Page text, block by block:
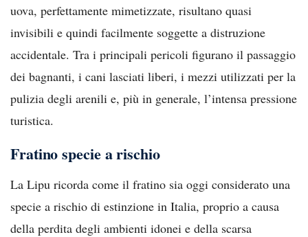
uova, perfettamente mimetizzate, risultano quasi
invisibili e quindi facilmente soggette a distruzione
accidentale. Tra i principali pericoli figurano il passaggio
dei bagnanti, i cani lasciati liberi, i mezzi utilizzati per la
pulizia degli arenili e, più in generale, l’intensa pressione
turistica.
Fratino specie a rischio
La Lipu ricorda come il fratino sia oggi considerato una
specie a rischio di estinzione in Italia, proprio a causa
della perdita degli ambienti idonei e della scarsa